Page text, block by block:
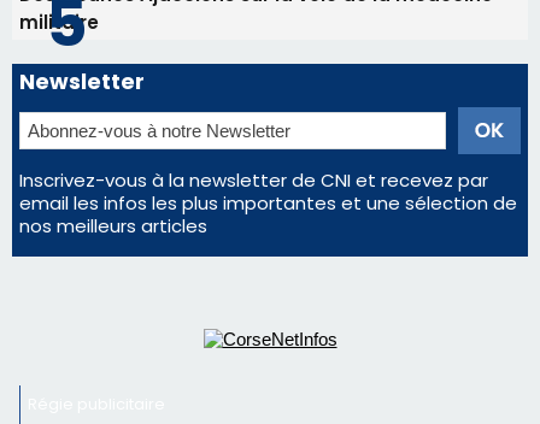
Régie publicitaire
Nous contacter
© 2026 corsenetinfos